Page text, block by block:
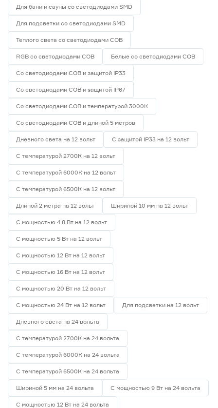
Для бани и сауны со светодиодами SMD
Для подсветки со светодиодами SMD
Теплого света со светодиодами СОВ
RGB со светодиодами СОВ Белые со светодиодами СОВ
Со светодиодами СОВ и защитой IP33
Со светодиодами СОВ и защитой IP67
Со светодиодами СОВ и температурой 3000К
Со светодиодами СОВ и длиной 5 метров
Дневного света на 12 вольт С защитой IP33 на 12 вольт
С температурой 2700К на 12 вольт
С температурой 6000К на 12 вольт
С температурой 6500К на 12 вольт
Длиной 2 метра на 12 вольт Шириной 10 мм на 12 вольт
С мощностью 4.8 Вт на 12 вольт
С мощностью 5 Вт на 12 вольт
С мощностью 12 Вт на 12 вольт
С мощностью 16 Вт на 12 вольт
С мощностью 20 Вт на 12 вольт
С мощностью 24 Вт на 12 вольт Для подсветки на 12 вольт
Дневного света на 24 вольта
С температурой 2700К на 24 вольта
С температурой 6000К на 24 вольта
С температурой 6500К на 24 вольта
Шириной 5 мм на 24 вольта С мощностью 9 Вт на 24 вольта
С мощностью 12 Вт на 24 вольта